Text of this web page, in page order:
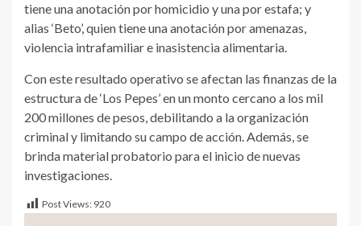
tiene una anotación por homicidio y una por estafa; y
alias ‘Beto’, quien tiene una anotación por amenazas,
violencia intrafamiliar e inasistencia alimentaria.
Con este resultado operativo se afectan las finanzas de la
estructura de ‘Los Pepes’ en un monto cercano a los mil
200 millones de pesos, debilitando a la organización
criminal y limitando su campo de acción. Además, se
brinda material probatorio para el inicio de nuevas
investigaciones.
Post Views: 920